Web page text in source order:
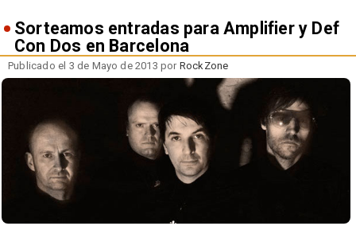
Sorteamos entradas para Amplifier y Def
Con Dos en Barcelona
Publicado el 3 de Mayo de 2013 por RockZone